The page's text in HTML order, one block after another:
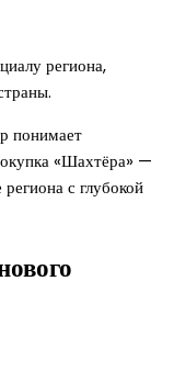
региона,
понимает
«Шахтёра» —
с глубокой